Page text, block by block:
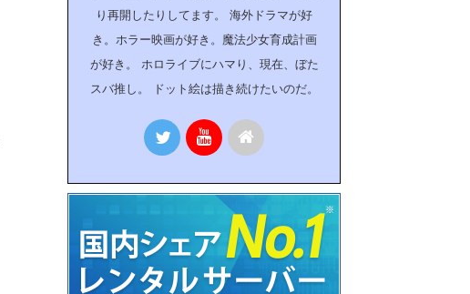
り再開したりしてます。 海外ドラマが好
き。ホラー映画が好き。魔法少女育成計画
が好き。 ホロライブにハマり、現在、ぼた
スバ推し。 ドット絵は描き続けたいのだ。